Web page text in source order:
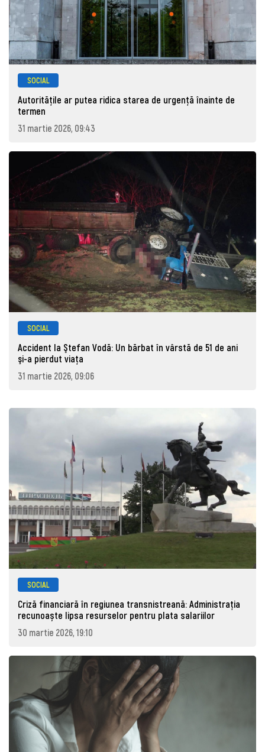
SOCIAL
Autoritățile ar putea ridica starea de urgență înainte de
termen
31 martie 2026, 09:43
SOCIAL
Accident la Ştefan Vodă: Un bărbat în vârstă de 51 de ani
şi-a pierdut viaţa
31 martie 2026, 09:06
SOCIAL
Criză financiară în regiunea transnistreană: Administrația
recunoaște lipsa resurselor pentru plata salariilor
30 martie 2026, 19:10